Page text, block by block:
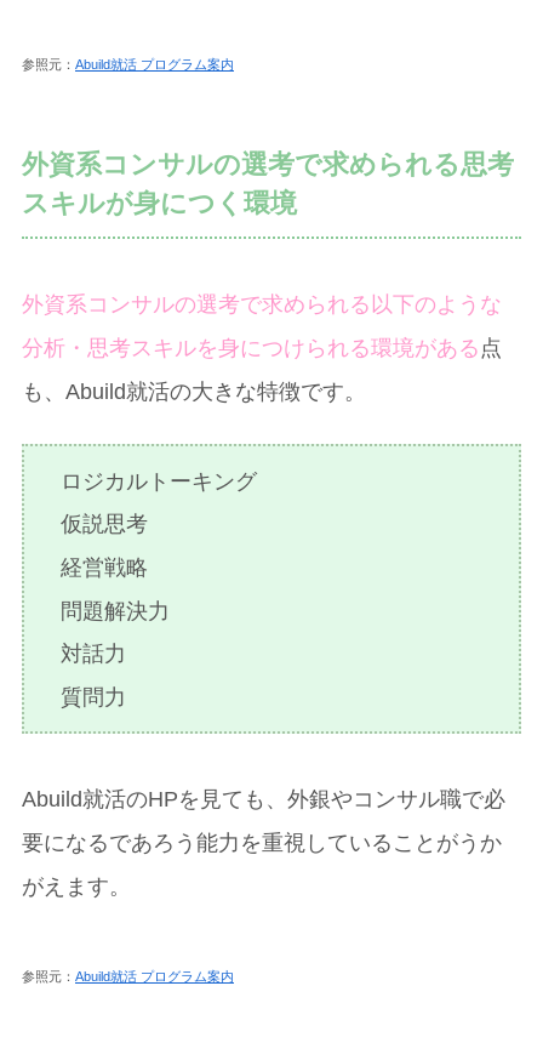
参照元： Abuild就活 プログラム案内
外資系コンサルの選考で求められる思考
スキルが身につく環境
外資系コンサルの選考で求められる以下のような
分析・思考スキルを身につけられる環境がある 点
も、Abuild就活の大きな特徴です。
ロジカルトーキング
仮説思考
経営戦略
問題解決力
対話力
質問力
Abuild就活のHPを見ても、外銀やコンサル職で必
要になるであろう能力を重視していることがうか
がえます。
参照元： Abuild就活 プログラム案内